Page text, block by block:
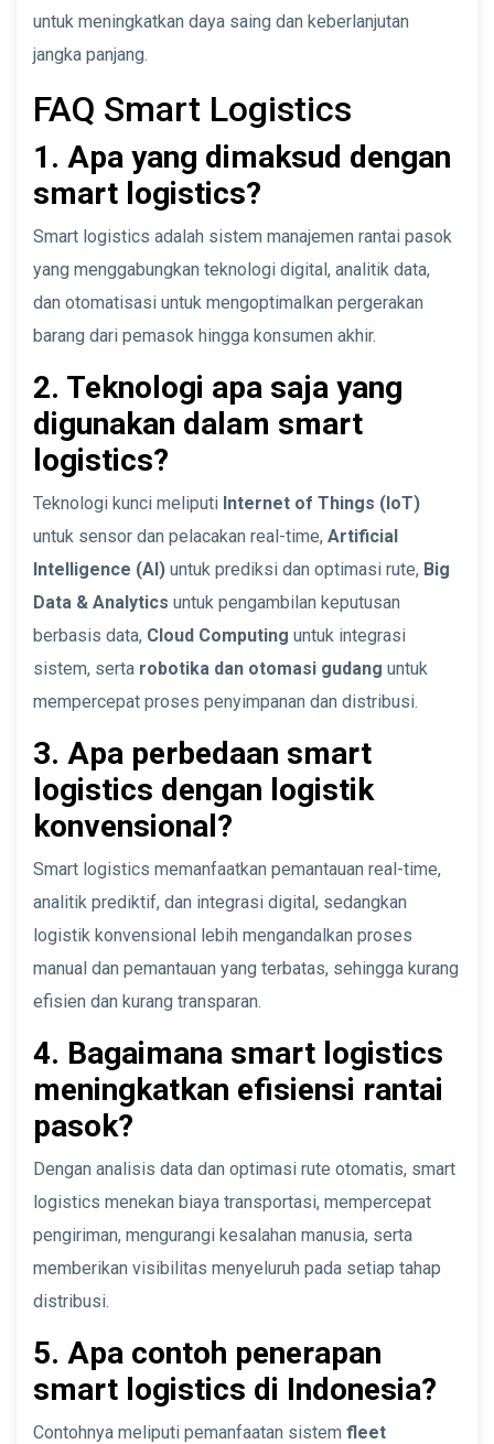
untuk meningkatkan daya saing dan keberlanjutan
jangka panjang.
FAQ Smart Logistics
1. Apa yang dimaksud dengan
smart logistics?
Smart logistics adalah sistem manajemen rantai pasok
yang menggabungkan teknologi digital, analitik data,
dan otomatisasi untuk mengoptimalkan pergerakan
barang dari pemasok hingga konsumen akhir.
2. Teknologi apa saja yang
digunakan dalam smart
logistics?
Teknologi kunci meliputi Internet of Things (IoT)
untuk sensor dan pelacakan real-time, Artificial
Intelligence (AI) untuk prediksi dan optimasi rute, Big
Data & Analytics untuk pengambilan keputusan
berbasis data, Cloud Computing untuk integrasi
sistem, serta robotika dan otomasi gudang untuk
mempercepat proses penyimpanan dan distribusi.
3. Apa perbedaan smart
logistics dengan logistik
konvensional?
Smart logistics memanfaatkan pemantauan real-time,
analitik prediktif, dan integrasi digital, sedangkan
logistik konvensional lebih mengandalkan proses
manual dan pemantauan yang terbatas, sehingga kurang
efisien dan kurang transparan.
4. Bagaimana smart logistics
meningkatkan efisiensi rantai
pasok?
Dengan analisis data dan optimasi rute otomatis, smart
logistics menekan biaya transportasi, mempercepat
pengiriman, mengurangi kesalahan manusia, serta
memberikan visibilitas menyeluruh pada setiap tahap
distribusi.
5. Apa contoh penerapan
smart logistics di Indonesia?
Contohnya meliputi pemanfaatan sistem fleet